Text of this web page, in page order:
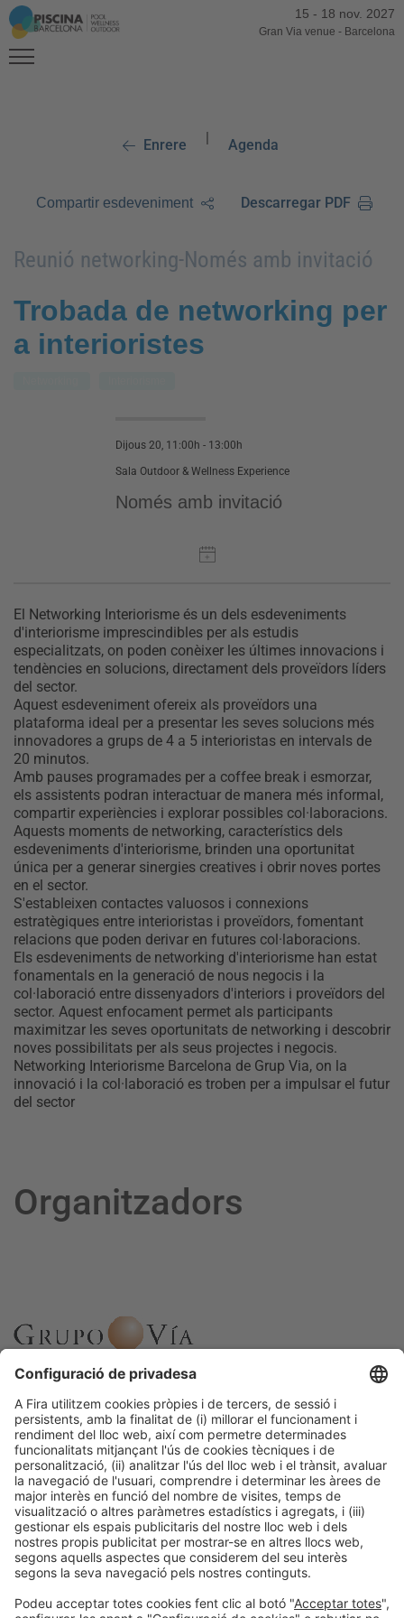
15 - 18 nov. 2027
Gran Via venue - Barcelona
Enrere | Agenda
Compartir esdeveniment Descarregar PDF
Reunió networking-Només amb invitació
Trobada de networking per
a interioristes
Dijous 20, 11:00h - 13:00h
Sala Outdoor & Wellness Experience
Només amb invitació
El Networking Interiorisme és un dels esdeveniments
d'interiorisme imprescindibles per als estudis
especialitzats, on poden conèixer les últimes innovacions i
tendències en solucions, directament dels proveïdors líders
del sector.
Aquest esdeveniment ofereix als proveïdors una
plataforma ideal per a presentar les seves solucions més
innovadores a grups de 4 a 5 interioristas en intervals de
20 minutos.
Amb pauses programades per a coffee break i esmorzar,
els assistents podran interactuar de manera més informal,
compartir experiències i explorar possibles col·laboracions.
Aquests moments de networking, característics dels
esdeveniments d'interiorisme, brinden una oportunitat
única per a generar sinergies creatives i obrir noves portes
en el sector.
S'estableixen contactes valuosos i connexions
estratègiques entre interioristas i proveïdors, fomentant
relacions que poden derivar en futures col·laboracions.
Els esdeveniments de networking d'interiorisme han estat
fonamentals en la generació de nous negocis i la
col·laboració entre dissenyadors d'interiors i proveïdors del
sector. Aquest enfocament permet als participants
maximitzar les seves oportunitats de networking i descobrir
noves possibilitats per als seus projectes i negocis.
Networking Interiorisme Barcelona de Grup Via, on la
innovació i la col·laboració es troben per a impulsar el futur
del sector
Organitzadors
Informació generalAvís legalPolítica de privacitat
Política de cookies